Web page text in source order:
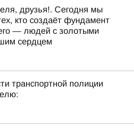
друзья!. Сегодня мы
кто создаёт фундамент
— людей с золотыми
сердцем
транспортной полиции